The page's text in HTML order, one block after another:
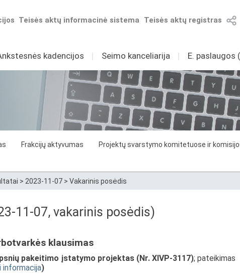
Teisės aktų registras
Teisės aktų informacinė sistema
kadencijos I Seimo kanceliarija I E. paslaugos
Frakcijų aktyvumas
Projektų svarstymo komitetuose ir
> 2023-11-07 > Vakarinis posėdis
11-07, vakarinis posėdis)
klausimas
pakeitimo įstatymo projektas (Nr. XIVP-3117); pateikimas
informacija)